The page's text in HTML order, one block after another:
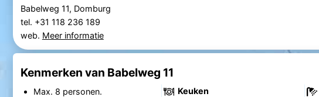
Babelweg 11, Domburg
tel. +31 118 236 189
web. Meer informatie
Kenmerken van Babelweg 11
Max. 8 personen.
Keuken